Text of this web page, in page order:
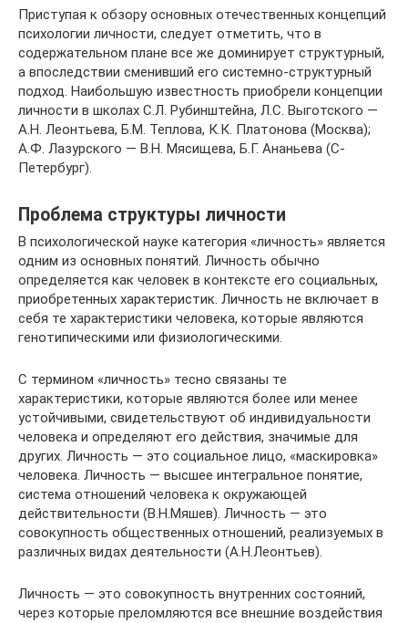
Приступая к обзору основных отечественных концепций
психологии личности, следует отметить, что в
содержательном плане все же доминирует структурный,
а впоследствии сменивший его системно-структурный
подход. Наибольшую известность приобрели концепции
личности в школах С.Л. Рубинштейна, Л.С. Выготского —
А.Н. Леонтьева, Б.М. Теплова, К.К. Платонова (Москва);
А.Ф. Лазурского — В.Н. Мясищева, Б.Г. Ананьева (С-
Петербург).
Проблема структуры личности
В психологической науке категория «личность» является
одним из основных понятий. Личность обычно
определяется как человек в контексте его социальных,
приобретенных характеристик. Личность не включает в
себя те характеристики человека, которые являются
генотипическими или физиологическими.
С термином «личность» тесно связаны те
характеристики, которые являются более или менее
устойчивыми, свидетельствуют об индивидуальности
человека и определяют его действия, значимые для
других. Личность — это социальное лицо, «маскировка»
человека. Личность — высшее интегральное понятие,
система отношений человека к окружающей
действительности (В.Н.Мяшев). Личность — это
совокупность общественных отношений, реализуемых в
различных видах деятельности (А.Н.Леонтьев).
Личность — это совокупность внутренних состояний,
через которые преломляются все внешние воздействия